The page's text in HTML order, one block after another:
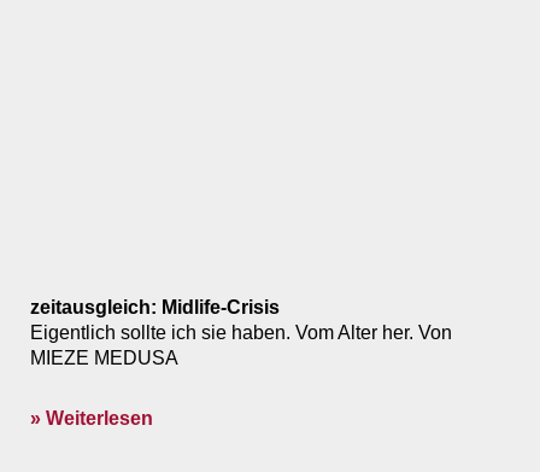
zeitausgleich: Midlife-Crisis
Eigentlich sollte ich sie haben. Vom Alter her. Von
MIEZE MEDUSA
» Weiterlesen